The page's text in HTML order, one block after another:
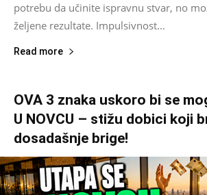
potrebu da učinite ispravnu stvar, no
željene rezultate. Impulsivnost...
Read more
OVA 3 znaka uskoro bi se
U NOVCU – stižu dobici koji
dosadašnje brige!